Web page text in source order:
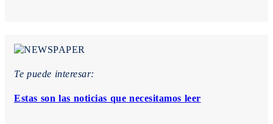
Te puede interesar:
Estas son las noticias que necesitamos leer